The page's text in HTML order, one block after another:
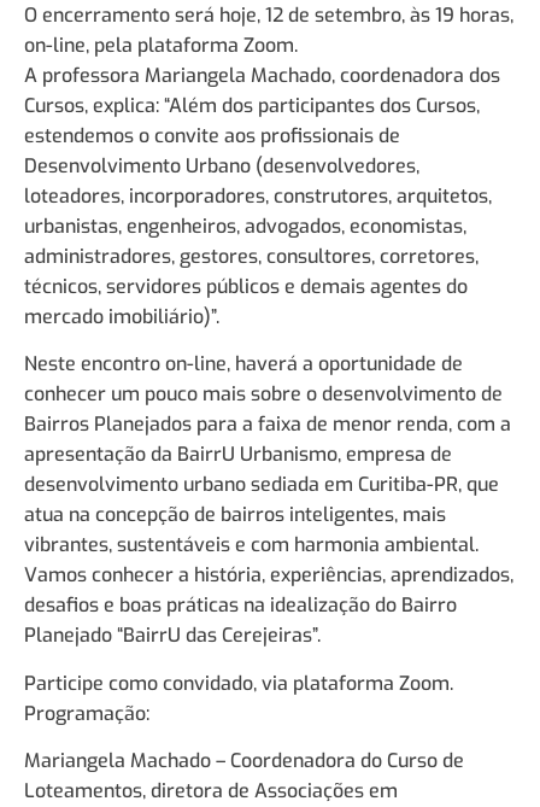
O encerramento será hoje, 12 de setembro, às 19 horas,
on-line, pela plataforma Zoom.
A professora Mariangela Machado, coordenadora dos
Cursos, explica: “Além dos participantes dos Cursos,
estendemos o convite aos profissionais de
Desenvolvimento Urbano (desenvolvedores,
loteadores, incorporadores, construtores, arquitetos,
urbanistas, engenheiros, advogados, economistas,
administradores, gestores, consultores, corretores,
técnicos, servidores públicos e demais agentes do
mercado imobiliário)”.
Neste encontro on-line, haverá a oportunidade de
conhecer um pouco mais sobre o desenvolvimento de
Bairros Planejados para a faixa de menor renda, com a
apresentação da BairrU Urbanismo, empresa de
desenvolvimento urbano sediada em Curitiba-PR, que
atua na concepção de bairros inteligentes, mais
vibrantes, sustentáveis e com harmonia ambiental.
Vamos conhecer a história, experiências, aprendizados,
desafios e boas práticas na idealização do Bairro
Planejado “BairrU das Cerejeiras”.
Participe como convidado, via plataforma Zoom.
Programação:
Mariangela Machado – Coordenadora do Curso de
Loteamentos, diretora de Associações em